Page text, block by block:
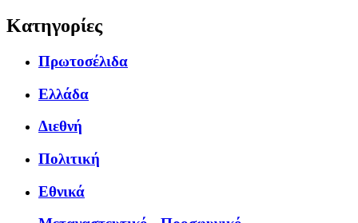
Κατηγορίες
Πρωτοσέλιδα
Ελλάδα
Διεθνή
Πολιτική
Εθνικά